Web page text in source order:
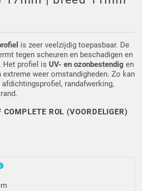
is zeer veelzijdig toepasbaar. De
tegen scheuren en beschadigen en
Het profiel isUV- en ozonbestendig en
extreme weer omstandigheden. Zo kan
randafwerking,
ROL (VOORDELIGER)